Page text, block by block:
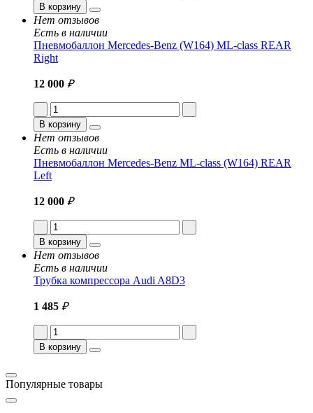
В корзину
Нет отзывов
Есть в наличии
Пневмобаллон Mercedes-Benz (W164) ML-class REAR
Right
12 000 ₽
В корзину
Нет отзывов
Есть в наличии
Пневмобаллон Mercedes-Benz ML-class (W164) REAR
Left
12 000 ₽
В корзину
Нет отзывов
Есть в наличии
Трубка компрессора Audi A8D3
1 485 ₽
В корзину
Популярные товары